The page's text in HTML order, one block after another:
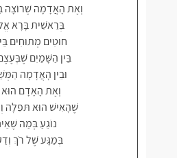
וְאֶת הָאֲדָמָה שֶׁרוֹצָה
בְּרֵאשִׁית בָּרָא
חוּטִים מְתוּחִים
בֵּין הַשָּׁמַיִם
וּבֵין הָאֲדָמָה
וְאֶת הָאָדָם הוּא
שֶׁהָאִישׁ הוּא תּפִלָה
נוֹגֵעַ בְּמַה
בְּמַגָּע שֶׁל רֹךְ